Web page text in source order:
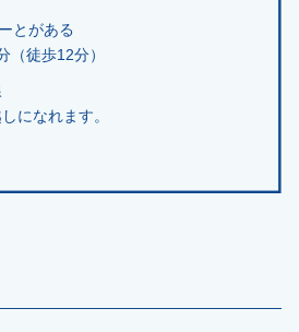
とがある
（徒歩12分）
になれます。